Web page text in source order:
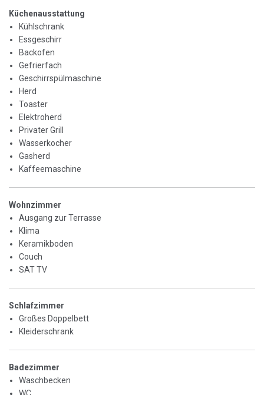
Küchenausstattung
Kühlschrank
Essgeschirr
Backofen
Gefrierfach
Geschirrspülmaschine
Herd
Toaster
Elektroherd
Privater Grill
Wasserkocher
Gasherd
Kaffeemaschine
Wohnzimmer
Ausgang zur Terrasse
Klima
Keramikboden
Couch
SAT TV
Schlafzimmer
Großes Doppelbett
Kleiderschrank
Badezimmer
Waschbecken
WC